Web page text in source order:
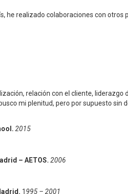
he realizado colaboraciones con otros
relación con el cliente,
mi plenitud, pero por supuesto sin
2015
– AETOS. 2006
1 995 – 2001